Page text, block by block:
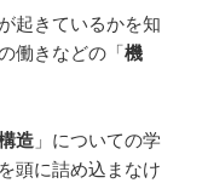
起きているかを知
働きなどの「機
造 」についての学
頭に詰め込まなけ